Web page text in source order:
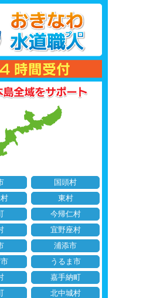
国頭村
東村
今帰仁村
宜野座村
浦添市
うるま市
嘉手納町
北中城村